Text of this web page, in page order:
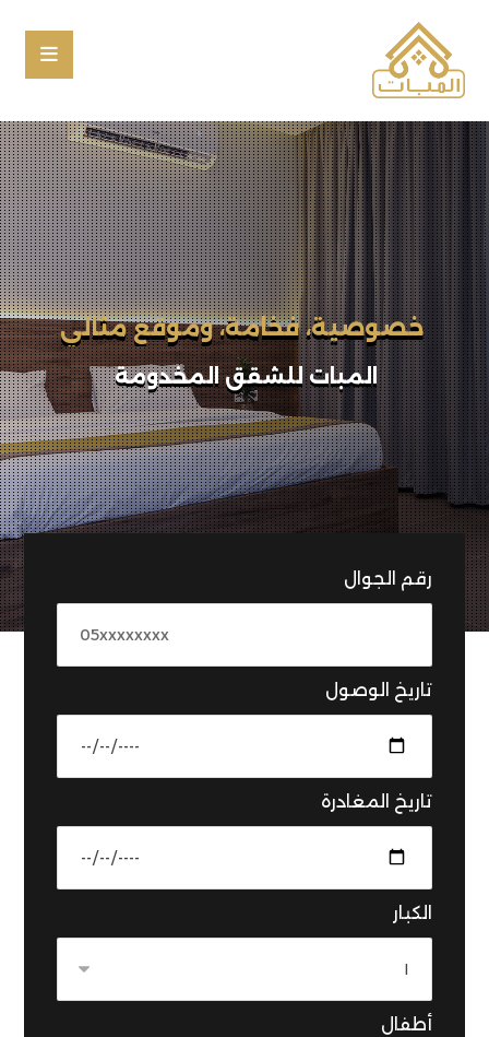
المبات للشقق المخدومة
إقامتك المختلفة تبدأ بخطوة
رقم الجوال
تاريخ الوصول
تاريخ المغادرة
الكبار
أطفال